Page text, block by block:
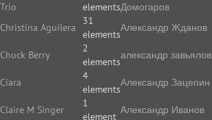
Trio
elements
Christina Aguilera
31
elements
Chuck Berry
2
elements
Ciara
4
elements
Claire M Singer
1
element
Домогаров
Александр Жданов
александр завьялов
Александр Зацепин
Александр Иванов